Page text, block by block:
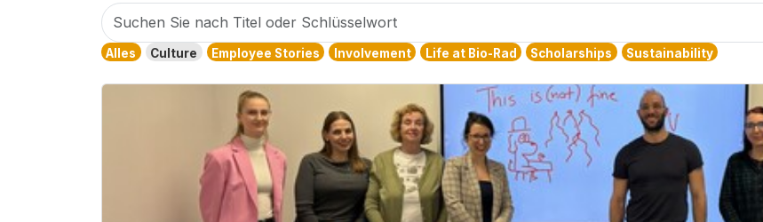
Suchen
Sie
nach
Titel
Alles Culture Employee Stories Involvement Life at Bio-Rad Scholarships Sustainability